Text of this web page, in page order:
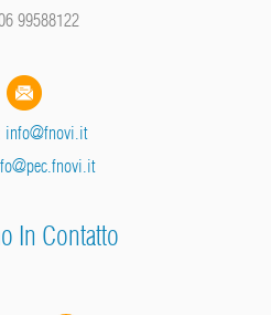
99588122
info@fnovi.it
In Contatto